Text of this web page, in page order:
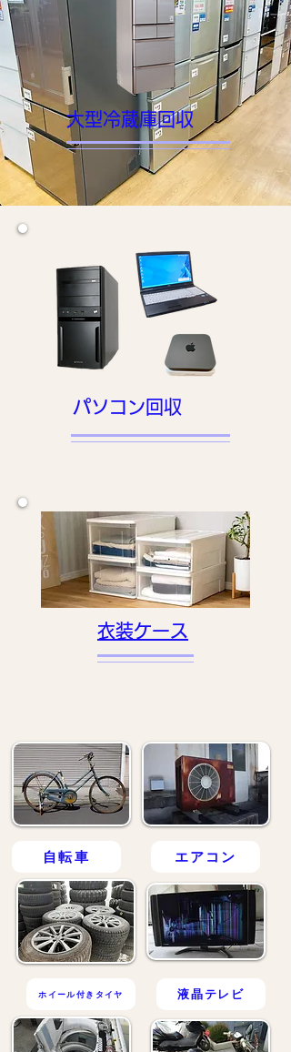
大型冷蔵庫回収
パソコン回収
衣装ケース
自転車
ホイール付きタイヤ
エアコン
液晶テレビ